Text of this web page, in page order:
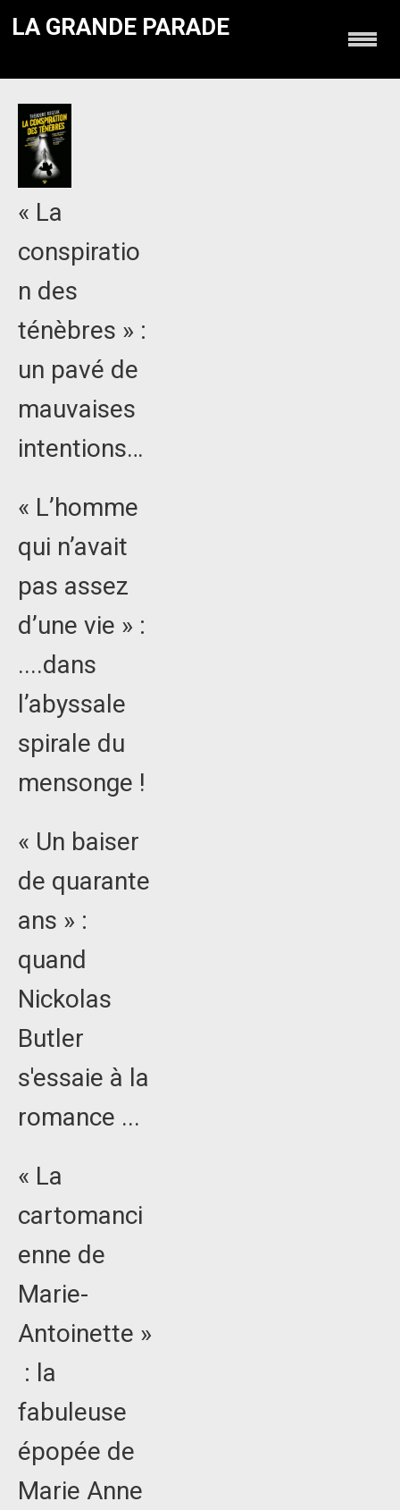
LA GRANDE PARADE
« La
conspiratio
n des
ténèbres » :
un pavé de
mauvaises
intentions…
« L’homme
qui n’avait
pas assez
d’une vie » :
....dans
l’abyssale
spirale du
mensonge !
« Un baiser
de quarante
ans » :
quand
Nickolas
Butler
s'essaie à la
romance ...
« La
cartomanci
enne de
Marie-
Antoinette »
: la
fabuleuse
épopée de
Marie Anne